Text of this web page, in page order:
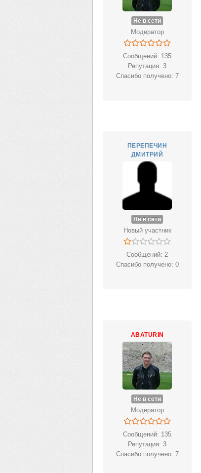
Не в сети
Модератор
Сообщений: 135
Репутация: 3
Спасибо получено: 7
ПЕРЕПЕЧИН
ДМИТРИЙ
Не в сети
Новый участник
Сообщений: 2
Спасибо получено: 0
ABATURIN
Не в сети
Модератор
Сообщений: 135
Репутация: 3
Спасибо получено: 7